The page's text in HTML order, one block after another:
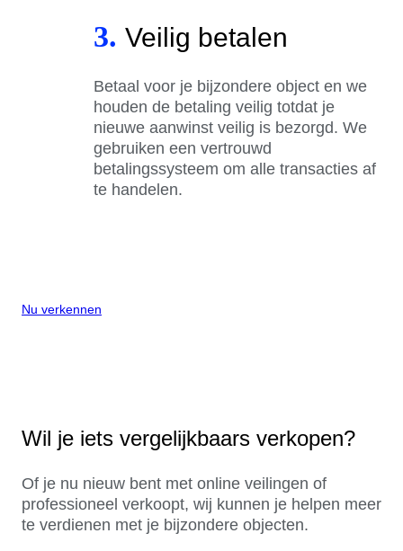
3. Veilig betalen
Betaal voor je bijzondere object en we
houden de betaling veilig totdat je
nieuwe aanwinst veilig is bezorgd. We
gebruiken een vertrouwd
betalingssysteem om alle transacties af
te handelen.
Nu verkennen
Wil je iets vergelijkbaars verkopen?
Of je nu nieuw bent met online veilingen of
professioneel verkoopt, wij kunnen je helpen meer
te verdienen met je bijzondere objecten.